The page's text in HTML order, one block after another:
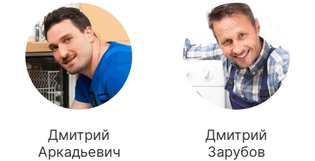
Дмитрий
Аркадьевич
Дмитрий
Зарубов